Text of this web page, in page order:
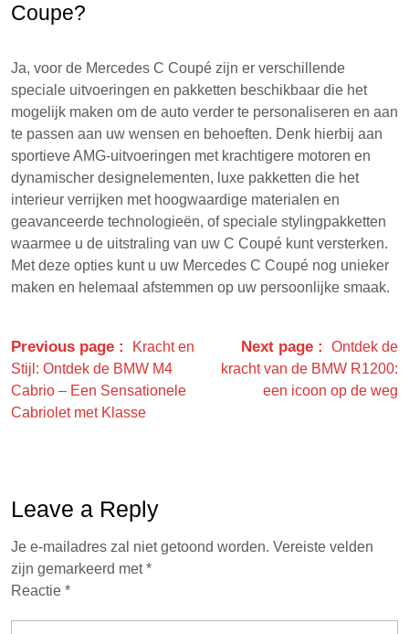
Coupe?
Ja, voor de Mercedes C Coupé zijn er verschillende
speciale uitvoeringen en pakketten beschikbaar die het
mogelijk maken om de auto verder te personaliseren en aan
te passen aan uw wensen en behoeften. Denk hierbij aan
sportieve AMG-uitvoeringen met krachtigere motoren en
dynamischer designelementen, luxe pakketten die het
interieur verrijken met hoogwaardige materialen en
geavanceerde technologieën, of speciale stylingpakketten
waarmee u de uitstraling van uw C Coupé kunt versterken.
Met deze opties kunt u uw Mercedes C Coupé nog unieker
maken en helemaal afstemmen op uw persoonlijke smaak.
Previous page
Kracht en
Stijl: Ontdek de BMW M4
Cabrio – Een Sensationele
Cabriolet met Klasse
Next page
Ontdek de
kracht van de BMW R1200:
een icoon op de weg
Leave a Reply
Je e-mailadres zal niet getoond worden. Vereiste velden
zijn gemarkeerd met*
Reactie *